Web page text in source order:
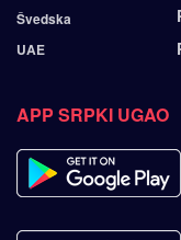
Švedska
UAE
APP SRPKI UGAO